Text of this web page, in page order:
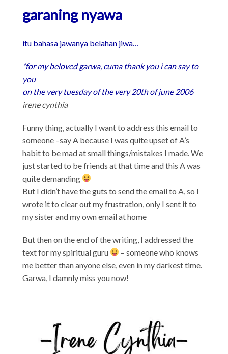
garaning nyawa
itu bahasa jawanya belahan jiwa…
*for my beloved garwa, cuma thank you i can say to
you
on the very tuesday of the very 20th of june 2006
irene cynthia
Funny thing, actually I want to address this email to
someone –say A because I was quite upset of A’s
habit to be mad at small things/mistakes I made. We
just started to be friends at that time and this A was
quite demanding
But I didn’t have the guts to send the email to A, so I
wrote it to clear out my frustration, only I sent it to
my sister and my own email at home
But then on the end of the writing, I addressed the
text for my spiritual guru
– someone who knows
me better than anyone else, even in my darkest time.
Garwa, I damnly miss you now!